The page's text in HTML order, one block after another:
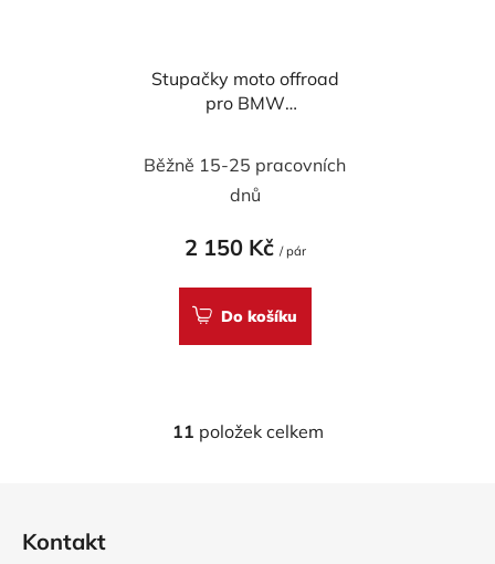
Stupačky moto offroad
pro BMW
Běžně 15-25 pracovních
dnů
2 150 Kč / pár
Do košíku
O
11 položek celkem
Kontakt